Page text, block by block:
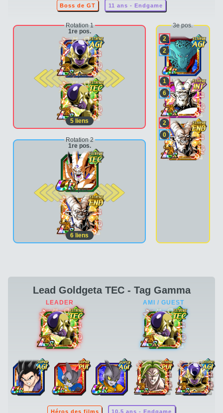
Boss de GT 11 ans - Endgame
Rotation 1
1re pos.
2e pos.
5 liens
Rotation 2
1re pos.
2e pos.
6 liens
3e pos.
2
2
1
6
2
0
Lead Goldgeta TEC - Tag Gamma
Héros des films 10.5 ans - Endgame